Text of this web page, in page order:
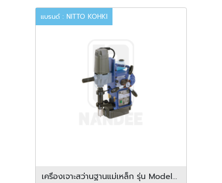
แบรนด์ : NITTO KOHKI
เครื่องเจาะสว่านฐานแม่เหล็ก รุ่น Model